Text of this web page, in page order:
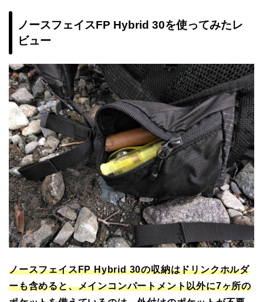
ノースフェイスFP Hybrid 30を使ってみたレ
ビュー
ノースフェイスFP Hybrid 30の収納はドリンクホルダ
ーも含めると、メインコンパートメント以外に7ヶ所の